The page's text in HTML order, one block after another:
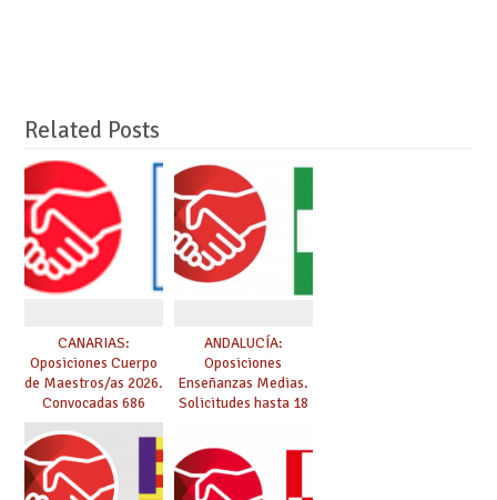
Related Posts
CANARIAS:
Oposiciones Cuerpo
de Maestros/as 2026.
Convocadas 686
plazas. Solicitudes
del 26 de marzo al 24
de abril.
ANDALUCÍA:
Oposiciones
Enseñanzas Medias.
Solicitudes hasta 18